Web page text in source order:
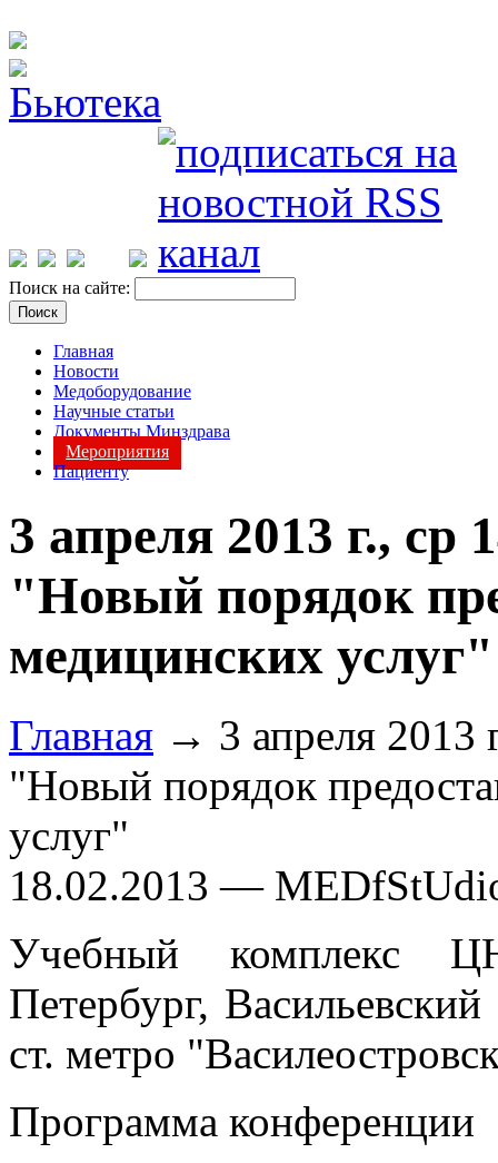
Поиск на сайте:
Главная
Новости
Медоборудование
Научные статьи
Документы Минздрава
Мероприятия
Пациенту
3 апреля 2013 г.,
"Новый порядок
медицинских услуг"
Главная → 3 апреля 2013
"Новый порядок
услуг"
18.02.2013 —
Учебный комплекс
Петербург,
ст. метро
Программа конференции